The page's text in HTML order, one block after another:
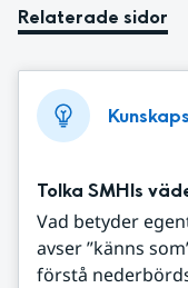
Relaterade sidor
Tolka SMHIs
Vad betyder
avser ”känns
förstå